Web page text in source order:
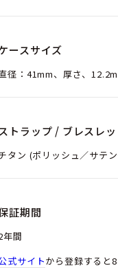
ースサイズ
径：41mm、厚さ、
ストラップ / ブレスレッ
タン (ポリッシュ／サテ
証期間
年間
式サイトから登録すると8